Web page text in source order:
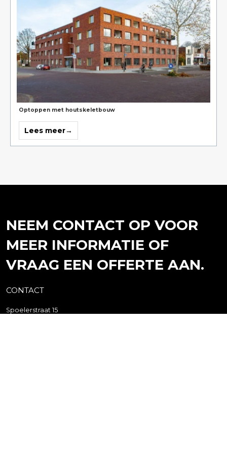
kozijnen
Optoppen met houtskeletbouw
Lees meer→
over
Optoppen
NEEM CONTACT OP VOOR
MEER INFORMATIE OF
VRAAG EEN OFFERTE AAN.
CONTACT
Spoelerstraat 15